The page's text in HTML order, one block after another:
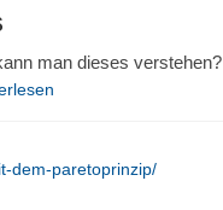
man dieses verstehen?
dem-paretoprinzip/